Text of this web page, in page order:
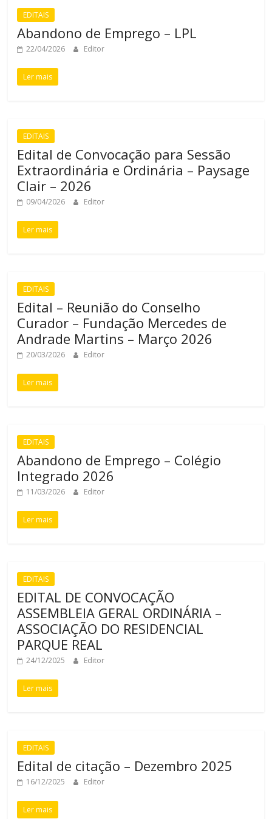
EDITAIS
Abandono de Emprego – LPL
22/04/2026 Editor
Ler mais
EDITAIS
Edital de Convocação para Sessão
Extraordinária e Ordinária – Paysage
Clair – 2026
09/04/2026 Editor
Ler mais
EDITAIS
Edital – Reunião do Conselho
Curador – Fundação Mercedes de
Andrade Martins – Março 2026
20/03/2026 Editor
Ler mais
EDITAIS
Abandono de Emprego – Colégio
Integrado 2026
11/03/2026 Editor
Ler mais
EDITAIS
EDITAL DE CONVOCAÇÃO
ASSEMBLEIA GERAL ORDINÁRIA –
ASSOCIAÇÃO DO RESIDENCIAL
PARQUE REAL
24/12/2025 Editor
Ler mais
EDITAIS
Edital de citação – Dezembro 2025
16/12/2025 Editor
Ler mais